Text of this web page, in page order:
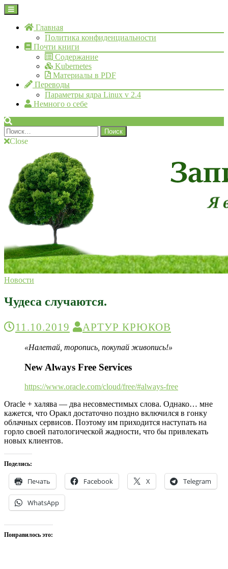
Skip
to
content
Open
Menu
Главная
Политика конфиденциальности
Почти книги
Содержание
Kubernetes
Материалы в PDF
Переводы
Параметры ядра Linux v 2.4
Немного о себе
Найти:
Close
Записки Линуксоида
Новости
Чудеса случаются.
11.10.2019 АРТУР КРЮКОВ
«Налетай, торопись, покупай живопись!»
New Always Free Services
https://www.oracle.com/cloud/free/#always-free
Oracle + халява — два несовместимых слова. Однако… мне
кажется, что Оракл достаточно поздно включился в гонку
облачных сервисов. Поэтому им приходится наступать на
горло своей патологической жадности, что бы привлекать
новых клиентов.
Поделись:
Печать Facebook X Telegram
WhatsApp
Понравилось это: